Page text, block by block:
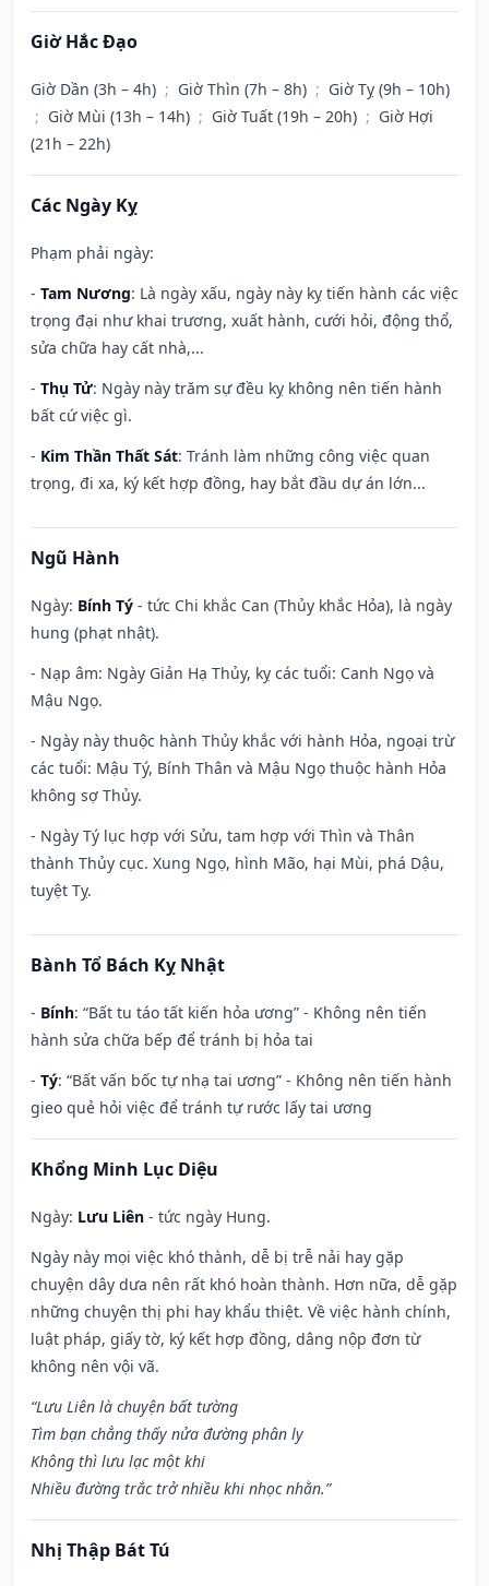
Giờ Hắc Đạo
Giờ Dần (3h – 4h) ; Giờ Thìn (7h – 8h) ; Giờ Tỵ (9h – 10h)
; Giờ Mùi (13h – 14h) ; Giờ Tuất (19h – 20h) ; Giờ Hợi
(21h – 22h)
Các Ngày Kỵ
Phạm phải ngày:
- Tam Nương: Là ngày xấu, ngày này kỵ tiến hành các việc
trọng đại như khai trương, xuất hành, cưới hỏi, động thổ,
sửa chữa hay cất nhà,...
- Thụ Tử: Ngày này trăm sự đều kỵ không nên tiến hành
bất cứ việc gì.
- Kim Thần Thất Sát: Tránh làm những công việc quan
trọng, đi xa, ký kết hợp đồng, hay bắt đầu dự án lớn...
Ngũ Hành
Ngày: Bính Tý - tức Chi khắc Can (Thủy khắc Hỏa), là ngày
hung (phạt nhật).
- Nạp âm: Ngày Giản Hạ Thủy, kỵ các tuổi: Canh Ngọ và
Mậu Ngọ.
- Ngày này thuộc hành Thủy khắc với hành Hỏa, ngoại trừ
các tuổi: Mậu Tý, Bính Thân và Mậu Ngọ thuộc hành Hỏa
không sợ Thủy.
- Ngày Tý lục hợp với Sửu, tam hợp với Thìn và Thân
thành Thủy cục. Xung Ngọ, hình Mão, hại Mùi, phá Dậu,
tuyệt Tỵ.
Bành Tổ Bách Kỵ Nhật
- Bính: “Bất tu táo tất kiến hỏa ương” - Không nên tiến
hành sửa chữa bếp để tránh bị hỏa tai
- Tý: “Bất vấn bốc tự nhạ tai ương” - Không nên tiến hành
gieo quẻ hỏi việc để tránh tự rước lấy tai ương
Khổng Minh Lục Diệu
Ngày: Lưu Liên - tức ngày Hung.
Ngày này mọi việc khó thành, dễ bị trễ nải hay gặp
chuyện dây dưa nên rất khó hoàn thành. Hơn nữa, dễ gặp
những chuyện thị phi hay khẩu thiệt. Về việc hành chính,
luật pháp, giấy tờ, ký kết hợp đồng, dâng nộp đơn từ
không nên vội vã.
“Lưu Liên là chuyện bất tường
Tìm bạn chẳng thấy nửa đường phân ly
Không thì lưu lạc một khi
Nhiều đường trắc trở nhiều khi nhọc nhằn.”
Nhị Thập Bát Tú